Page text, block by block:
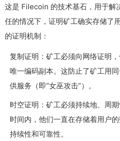
这是 Filecoin 的技术基石，用于解
任的情况下，证明矿工确实存储了
的证明机制：
复制证明：矿工必须向网络证明
唯一编码副本。这防止了矿工用
供服务（即“女巫攻击”）。
时空证明：矿工必须持续地、周
时间内，他们一直在存储着用户
持续性和可靠性。